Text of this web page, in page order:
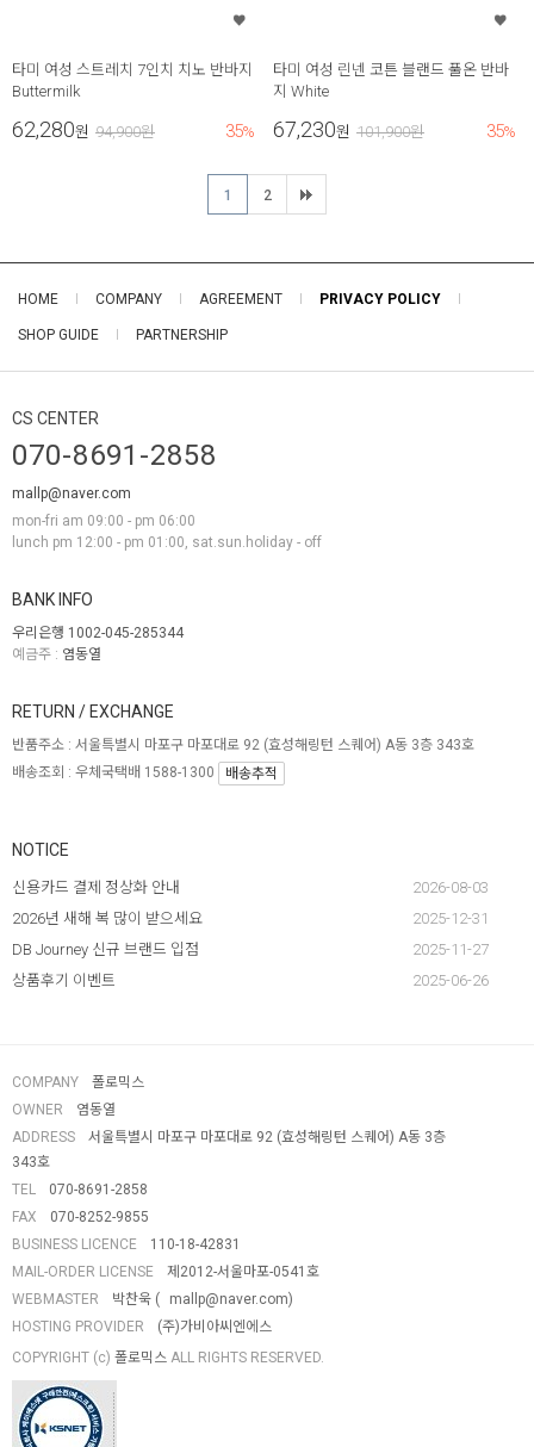
타미 여성 스트레치 7인치 치노 반바지
Buttermilk
62,280원 94,900원 35%
타미 여성 린넨 코튼 블랜드 풀온 반바
지 White
67,230원 101,900원 35%
1 2
HOME COMPANY AGREEMENT PRIVACY POLICY
SHOP GUIDE PARTNERSHIP
CS CENTER
070-8691-2858
mallp@naver.com
mon-fri am 09:00 - pm 06:00
lunch pm 12:00 - pm 01:00, sat.sun.holiday - off
BANK INFO
우리은행 1002-045-285344
예금주 : 염동열
RETURN / EXCHANGE
반품주소 : 서울특별시 마포구 마포대로 92 (효성해링턴 스퀘어) A동 3층 343호
배송조회 : 우체국택배 1588-1300
배송추적
NOTICE
신용카드 결제 정상화 안내
2026-08-03
2026년 새해 복 많이 받으세요
2025-12-31
DB Journey 신규 브랜드 입점
2025-11-27
상품후기 이벤트
2025-06-26
COMPANY
폴로믹스
OWNER
염동열
ADDRESS
서울특별시 마포구 마포대로 92 (효성해링턴 스퀘어) A동 3층
343호
TEL
070-8691-2858
FAX
070-8252-9855
BUSINESS LICENCE
110-18-42831
MAIL-ORDER LICENSE
제2012-서울마포-0541호
WEBMASTER
박찬욱 ( mallp@naver.com)
HOSTING PROVIDER
(주)가비아씨엔에스
COPYRIGHT (c) 폴로믹스 ALL RIGHTS RESERVED.